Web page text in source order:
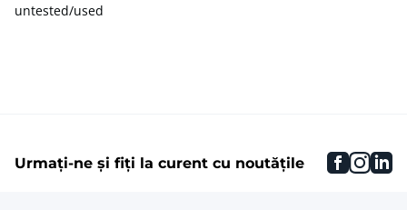
untested/used
Urmați-ne și fiți la curent cu noutățile